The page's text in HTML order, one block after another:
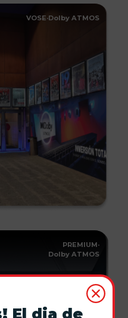
VOSE·Dolby ATMOS
PREMIUM·
Dolby ATMOS
El dia de